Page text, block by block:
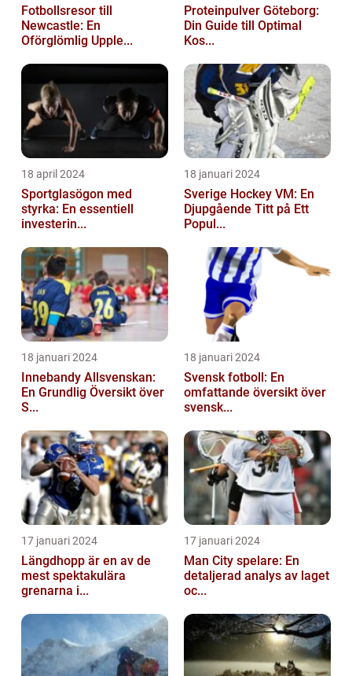
Fotbollsresor till
Newcastle: En
Oförglömlig Upple...
Proteinpulver Göteborg:
Din Guide till Optimal
Kos...
18 april 2024
Sportglasögon med
styrka: En essentiell
investerin...
18 januari 2024
Sverige Hockey VM: En
Djupgående Titt på Ett
Popul...
18 januari 2024
Innebandy Allsvenskan:
En Grundlig Översikt över
S...
18 januari 2024
Svensk fotboll: En
omfattande översikt över
svensk...
17 januari 2024
Längdhopp är en av de
mest spektakulära
grenarna i...
17 januari 2024
Man City spelare: En
detaljerad analys av laget
oc...